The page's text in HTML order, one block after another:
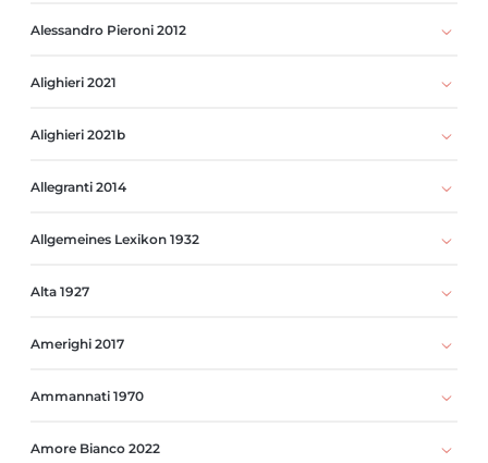
Alessandro Pieroni 2012
Alighieri 2021
Alighieri 2021b
Allegranti 2014
Allgemeines Lexikon 1932
Alta 1927
Amerighi 2017
Ammannati 1970
Amore Bianco 2022